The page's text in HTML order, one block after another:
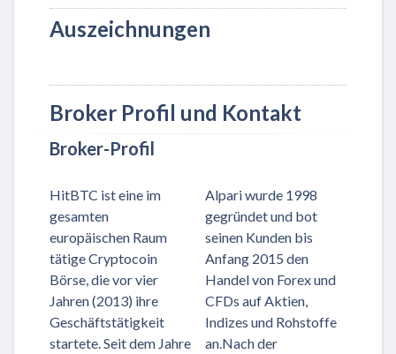
Auszeichnungen
Broker Profil und Kontakt
Broker-Profil
HitBTC ist eine im
gesamten
europäischen Raum
tätige Cryptocoin
Börse, die vor vier
Jahren (2013) ihre
Geschäftstätigkeit
startete. Seit dem Jahre
Alpari wurde 1998
gegründet und bot
seinen Kunden bis
Anfang 2015 den
Handel von Forex und
CFDs auf Aktien,
Indizes und Rohstoffe
an.Nach der